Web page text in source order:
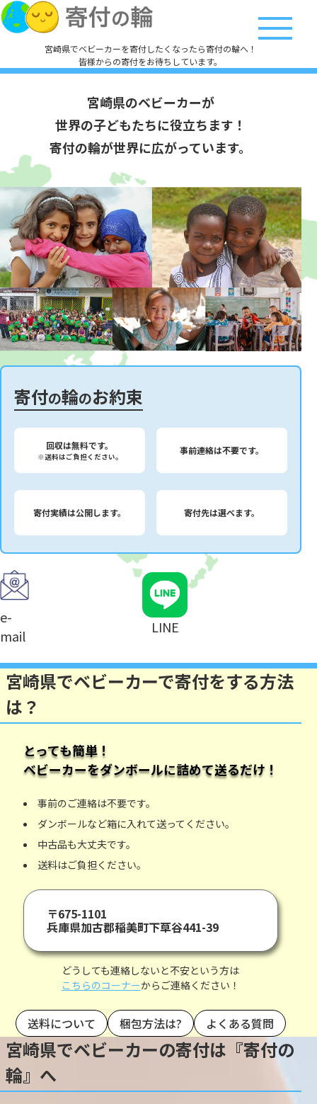
宮崎県でベビーカーを寄付したくなったら寄付の輪へ！
皆様からの寄付をお待ちしています。
宮崎県のベビーカーが
世界の子どもたちに役立ちます！
寄付の輪が世界に広がっています。
寄付の輪のお約束
回収は無料です。
※送料はご負担ください。
事前連絡は不要です。
寄付実績は公開します。 寄付先は選べます。
e-
mail
LINE
宮崎県でベビーカーで寄付をする方法
は？
とっても簡単！
ベビーカーをダンボールに詰めて送るだけ！
事前のご連絡は不要です。
ダンボールなど箱に入れて送ってください。
中古品も大丈夫です。
送料はご負担ください。
〒675-1101
兵庫県加古郡稲美町下草谷441-39
どうしても連絡しないと不安という方は
こちらのコーナーからご連絡ください！
送料について 梱包方法は? よくある質問
宮崎県でベビーカーの寄付は『寄付の
輪』へ